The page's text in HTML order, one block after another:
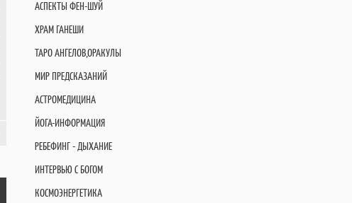
АСПЕКТЫ ФЕН-ШУЙ
ХРАМ ГАНЕШИ
ТАРО АНГЕЛОВ,ОРАКУЛЫ
МИР ПРЕДСКАЗАНИЙ
АСТРОМЕДИЦИНА
ЙОГА-ИНФОРМАЦИЯ
РЕБЕФИНГ - ДЫХАНИЕ
ИНТЕРВЬЮ С БОГОМ
КОСМОЭНЕРГЕТИКА